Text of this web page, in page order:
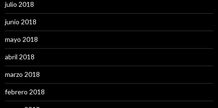
julio 2018
junio 2018
mayo 2018
abril 2018
marzo 2018
febrero 2018